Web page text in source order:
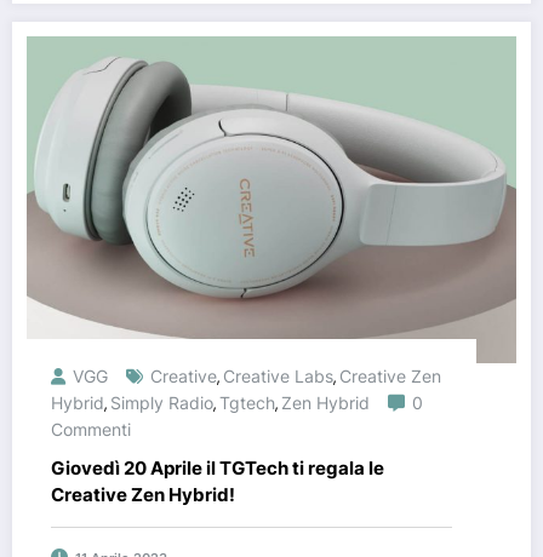
VGG Creative, Creative Labs, Creative Zen
Hybrid, Simply Radio,Tgtech, Zen Hybrid
0
Commenti
Giovedì 20 Aprile il TGTech ti regala le
Creative Zen Hybrid!